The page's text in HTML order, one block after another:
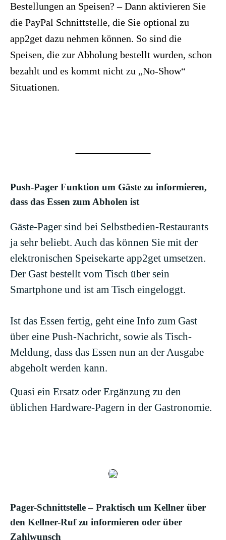
Bestellungen an Speisen? – Dann aktivieren Sie
die PayPal Schnittstelle, die Sie optional zu
app2get dazu nehmen können. So sind die
Speisen, die zur Abholung bestellt wurden, schon
bezahlt und es kommt nicht zu „No-Show“
Situationen.
Push-Pager Funktion um Gäste zu informieren,
dass das Essen zum Abholen ist
Gäste-Pager sind bei Selbstbedien-Restaurants
ja sehr beliebt. Auch das können Sie mit der
elektronischen Speisekarte app2get umsetzen.
Der Gast bestellt vom Tisch über sein
Smartphone und ist am Tisch eingeloggt.
Ist das Essen fertig, geht eine Info zum Gast
über eine Push-Nachricht, sowie als Tisch-
Meldung, dass das Essen nun an der Ausgabe
abgeholt werden kann.
Quasi ein Ersatz oder Ergänzung zu den
üblichen Hardware-Pagern in der Gastronomie.
Pager-Schnittstelle – Praktisch um Kellner über
den Kellner-Ruf zu informieren oder über
Zahlwunsch